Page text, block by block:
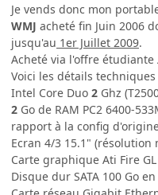
Je vends donc mon
WMJ acheté fin Juin 2006
jusqu'au 1er Juillet 2009.
Acheté via l'offre étudiante
Voici les détails techniques
Intel Core Duo 2 Ghz
2 Go de RAM PC2 6400-
rapport à la config
Ecran 4/3 15.1" (résolution
Carte graphique Ati Fire
Disque dur SATA 100 Go en